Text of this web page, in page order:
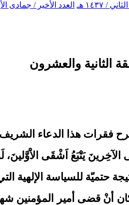
العدد الأخير / جمادى الأولى /
الثانية والعشرون
فقرات هذا الدعاء
يَتْبَعُ اَشْقَى الاَْوَّلينَ،
حتميّة للسياسة الإلهية
أنْ قضى أمير المؤمنين